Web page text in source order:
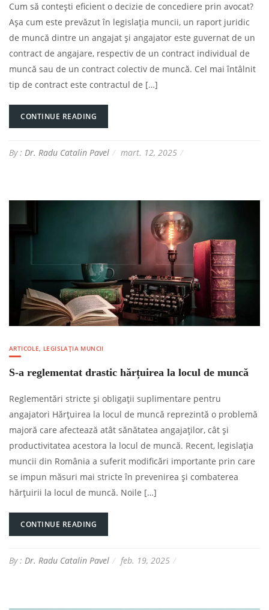
Cum să contești eficient o decizie de concediere prin avocat?
Așa cum este prevăzut în legislația muncii, un raport juridic
de muncă dintre un angajat și angajator este guvernat de un
contract de angajare, respectiv de un contract individual de
muncă sau de un contract colectiv de muncă. Cel mai întâlnit
tip de contract este contractul de […]
CONTINUE READING
By : Dr. Radu Catalin Pavel mart. 12, 2025
ARTICOLE, LEGISLAȚIA MUNCII
S-a reglementat drastic hărțuirea la locul de muncă
Reglementări stricte și obligații suplimentare pentru
angajatori Hărțuirea la locul de muncă reprezintă o problemă
majoră care afectează atât sănătatea angajaților, cât și
productivitatea acestora la locul de muncă. Recent, legislația
muncii din România a suferit modificări importante prin care
se impun măsuri mai stricte în prevenirea și combaterea
hărțuirii la locul de muncă. Noile […]
CONTINUE READING
By : Dr. Radu Catalin Pavel feb. 19, 2025